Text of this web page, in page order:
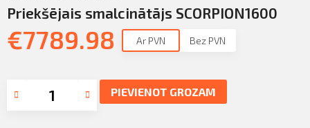
Priekšējais smalcinātājs SCORPION1600
€7789.98 Ar PVN Bez PVN
PIEVIENOT GROZAM